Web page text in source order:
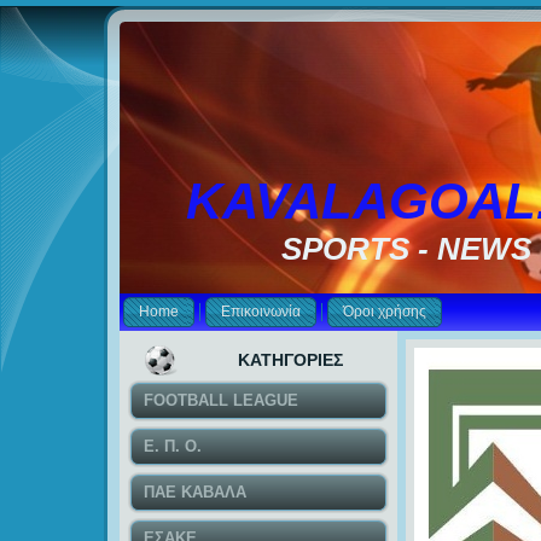
SPORTS - NEWS
Home Επικοινωνία Όροι χρήσης
ΚΑΤΗΓΟΡΙΕΣ
FOOTBALL LEAGUE
Ε. Π. Ο.
ΠΑΕ ΚΑΒΑΛΑ